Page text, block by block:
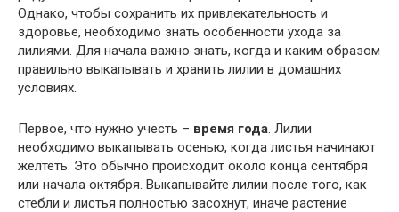
Однако, чтобы сохранить их привлекательность и
здоровье, необходимо знать особенности ухода за
лилиями. Для начала важно знать, когда и каким образом
правильно выкапывать и хранить лилии в домашних
условиях.
Первое, что нужно учесть – время года. Лилии
необходимо выкапывать осенью, когда листья начинают
желтеть. Это обычно происходит около конца сентября
или начала октября. Выкапывайте лилии после того, как
стебли и листья полностью засохнут, иначе растение